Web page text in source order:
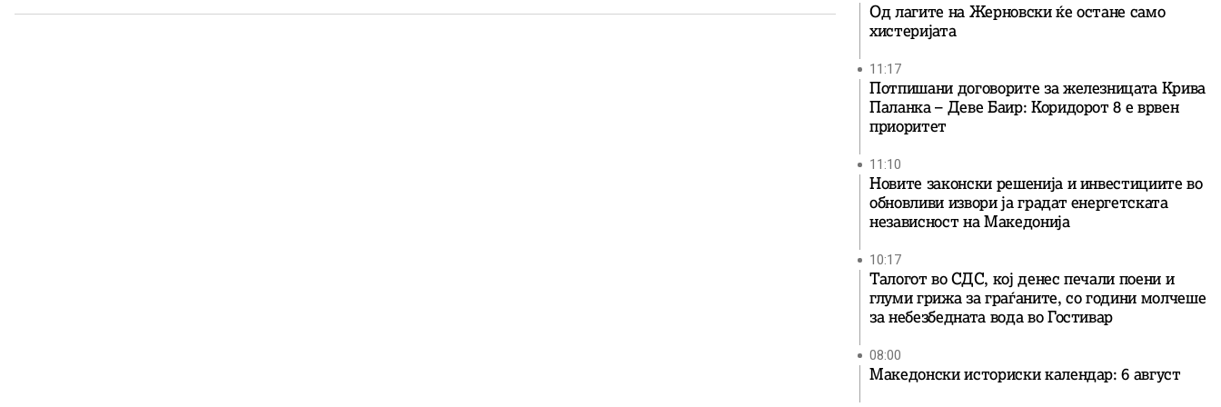
Од лагите на Жерновски ќе остане само
хистеријата
11:17
Потпишани договорите за железницата Крива
Паланка – Деве Баир: Коридорот 8 е врвен
приоритет
11:10
Новите законски решенија и инвестициите во
обновливи извори ја градат енергетската
независност на Македонија
10:17
Талогот во СДС, кој денес печали поени и
глуми грижа за граѓаните, со години молчеше
за небезбедната вода во Гостивар
08:00
Македонски историски календар: 6 август